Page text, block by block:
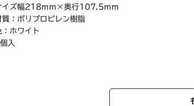
ズ幅218ｍｍ×奥行107.5ｍｍ
：ポリプロピレン樹脂
ホワイト
入